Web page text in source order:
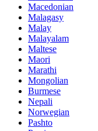
Macedonian
Malagasy
Malay
Malayalam
Maltese
Maori
Marathi
Mongolian
Burmese
Nepali
Norwegian
Pashto